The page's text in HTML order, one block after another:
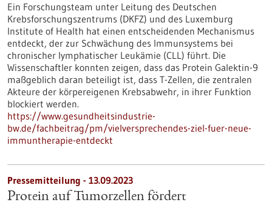
Ein Forschungsteam unter Leitung des Deutschen
Krebsforschungszentrums (DKFZ) und des Luxemburg
Institute of Health hat einen entscheidenden Mechanismus
entdeckt, der zur Schwächung des Immunsystems bei
chronischer lymphatischer Leukämie (CLL) führt. Die
Wissenschaftler konnten zeigen, dass das Protein Galektin-9
maßgeblich daran beteiligt ist, dass T-Zellen, die zentralen
Akteure der körpereigenen Krebsabwehr, in ihrer Funktion
blockiert werden.
https://www.gesundheitsindustrie-
bw.de/fachbeitrag/pm/vielversprechendes-ziel-fuer-neue-
immuntherapie-entdeckt
Pressemitteilung - 13.09.2023
Protein auf Tumorzellen fördert